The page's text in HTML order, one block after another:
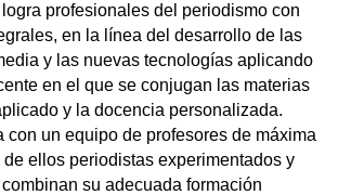
profesionales del periodismo con
en la línea del desarrollo de las
y las nuevas tecnologías aplicando
en el que se conjugan las materias
y la docencia personalizada.
con un equipo de profesores de máxima
ellos periodistas experimentados y
su adecuada formación